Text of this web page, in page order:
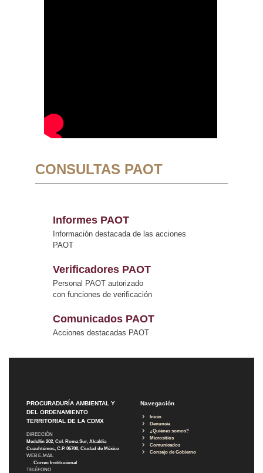
CONSULTAS PAOT
Informes PAOT
Información destacada de las acciones
PAOT
Verificadores PAOT
Personal PAOT autorizado
con funciones de verificación
Comunicados PAOT
Acciones destacadas PAOT
PROCURADURÍA AMBIENTAL Y
DEL ORDENAMIENTO
TERRITORIAL DE LA CDMX
DIRECCIÓN
Medellín 202, Col. Roma Sur, Alcaldía
Cuauhtémoc, C.P. 06700, Ciudad de México
WEB E-MAIL
Correo Institucional
TELÉFONO
Navegación
Inicio
Denuncia
¿Quiénes somos?
Micrositios
Comunicados
Consejo de Gobierno